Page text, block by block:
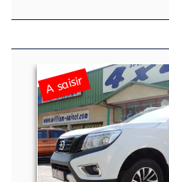
A saisir